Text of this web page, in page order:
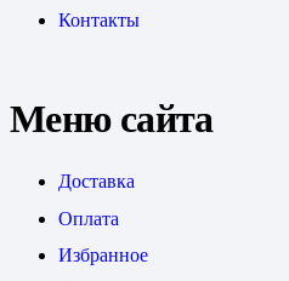
Контакты
Меню сайта
Доставка
Оплата
Избранное